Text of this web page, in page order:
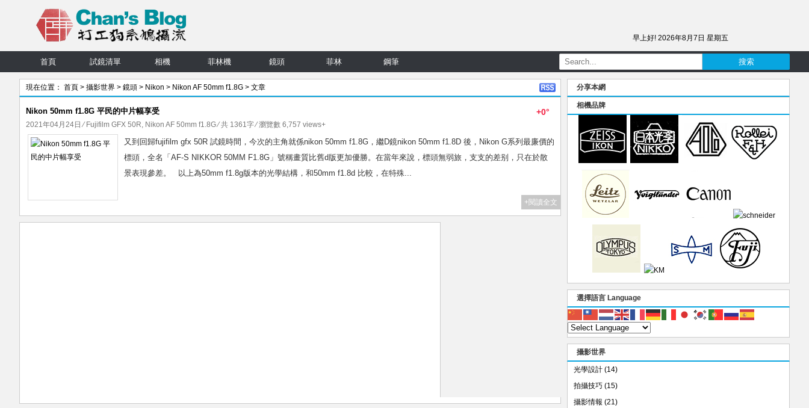
早上好! 2026年8月7日 星期五
首頁 試鏡清單 相機 菲林機 鏡頭 菲林 鋼筆
現在位置： 首頁 > 攝影世界 > 鏡頭 > Nikon > Nikon AF 50mm f1.8G > 文章
+0°
Nikon 50mm f1.8G 平民的中片幅享受
2021年04月24日 ⁄ Fujifilm GFX 50R, Nikon AF 50mm f1.8G⁄ 共 1361字 ⁄ 瀏覽數 6,757 views+
又到回歸fujifilm gfx 50R 試鏡時間，今次的主角就係nikon 50mm f1.8G，繼D鏡nikon 50mm f1.8D 後，Nikon G系列最廉價的
標頭，全名「AF-S NIKKOR 50MM F1.8G」號稱畫質比舊d版更加優勝。在當年來說，標頭無弱旅，支支的差别，只在於散
景表現參差。 以上為50mm f1.8g版本的光學結構，和50mm f1.8d 比較，在特殊...
+閱讀全文
分享本網
相機品牌
選擇語言 Language
攝影世界
光學設計 (14)
拍攝技巧 (15)
攝影情報 (21)